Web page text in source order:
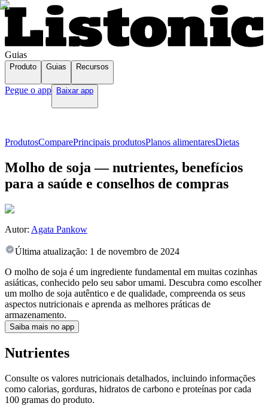
Guias
Produto Guias Recursos
Pegue o app Baixar app
ProdutosComparePrincipais produtosPlanos alimentaresDietas
Molho de soja — nutrientes, benefícios
para a saúde e conselhos de compras
Autor: Agata Pankow
Última atualização: 1 de novembro de 2024
O molho de soja é um ingrediente fundamental em muitas cozinhas
asiáticas, conhecido pelo seu sabor umami. Descubra como escolher
um molho de soja autêntico e de qualidade, compreenda os seus
aspectos nutricionais e aprenda as melhores práticas de
armazenamento.
Saiba mais no app
Nutrientes
Consulte os valores nutricionais detalhados, incluindo informações
como calorias, gorduras, hidratos de carbono e proteínas por cada
100 gramas do produto.